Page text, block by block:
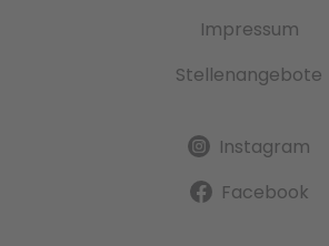
Impressum
Stellenangebote
Instagram
Facebook